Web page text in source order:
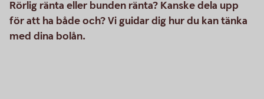
Rörlig ränta eller bunden ränta? Kanske dela upp
för att ha både och? Vi guidar dig hur du kan tänka
med dina bolån.